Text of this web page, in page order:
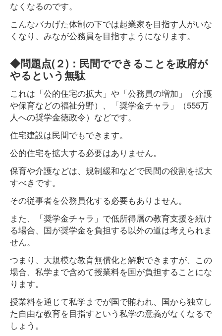
なくなるのです。
こんなバカげた体制の下では起業家を目指す人がいな
くなり、みなが公務員を目指すようになります。
◆問題点(２)：民間でできることを政府が
やるという無駄
これは「公的住宅の拡大」や「公務員の増加」（介護
や保育などの福祉分野）、「奨学金チャラ」（555万
人への奨学金徳政令）などです。
住宅建設は民間でもできます。
公的住宅を拡大する必要はありません。
保育や介護などは、規制緩和などで民間の役割を拡大
すべきです。
その従事者を公務員化する必要もありません。
また、「奨学金チャラ」で低所得層の教育支援を続け
る場合、国が奨学金を負担する以外の道は考えられま
せん。
つまり、大規模な教育無償化と解釈できますが、この
場合、私学まで含めて授業料を国が負担することにな
ります。
授業料を通じて私学までが国で賄われ、国から独立し
た自由な教育を目指すという私学の意義がなくなるで
しょう。